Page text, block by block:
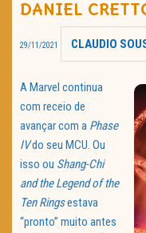
DANIEL
29/11/2021 CLAUDIO
A Marvel continua
com receio de
avançar com a Phase
IVdo seu MCU. Ou
isso ou Shang-Chi
and the Legend of the
Ten Ringsestava
“pronto” muito antes